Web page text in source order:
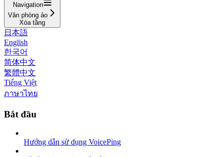
Navigation
Văn phòng ảo
Xóa tầng
日本語
English
한국어
简体中文
繁體中文
Tiếng Việt
ภาษาไทย
Bắt đầu
Hướng dẫn sử dụng VoicePing